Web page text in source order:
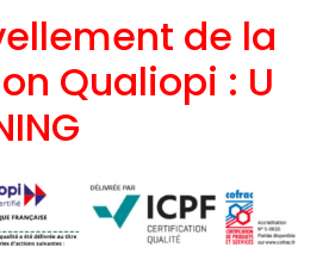
de la
Qualiopi : U